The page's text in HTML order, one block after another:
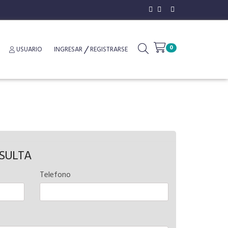
USUARIO INGRESAR REGISTRARSE 0
Telefono